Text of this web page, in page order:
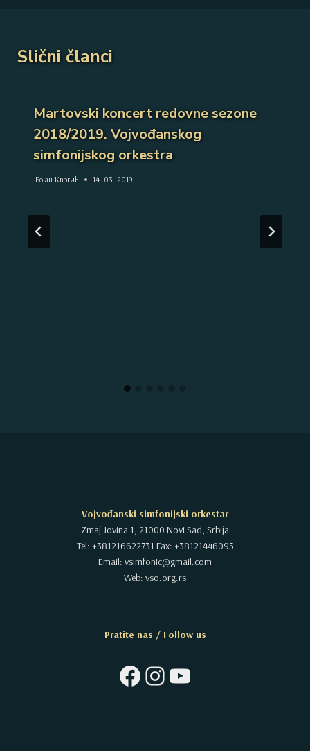
Slični članci
Martovski koncert redovne sezone
2018/2019. Vojvođanskog
simfonijskog orkestra
Бојан Квргић 14. 03. 2019.
Vojvođanski simfonijski orkestar
Zmaj Jovina 1, 21000 Novi Sad, Srbija
Tel: +381216622731 Fax: +38121446095
Email: vsimfonic@gmail.com
Web: vso.org.rs
Pratite nas / Follow us
Facebook
Instagram
YouTube